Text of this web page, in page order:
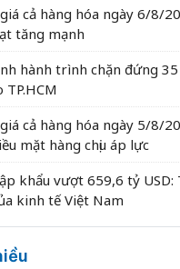
cả hàng hóa ngày 6/8/
tăng mạnh
hành trình chặn đứng
TP.HCM
cả hàng hóa ngày 5/8/
mặt hàng chịu áp lực
khẩu vượt 659,6 tỷ
kinh tế Việt Nam